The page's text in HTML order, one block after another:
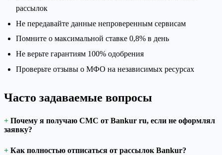
рассылок
Не передавайте данные непроверенным сервисам
Помните о максимальной ставке 0,8% в день
Не верьте гарантиям 100% одобрения
Проверьте отзывы о МФО на независимых ресурсах
Часто задаваемые вопросы
Почему я получаю СМС от Bankur ru, если не оформлял
заявку?
Как полностью отписаться от рассылок Bankur?